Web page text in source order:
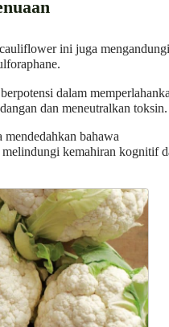
ini juga mengandungi
dalam
dan meneutralkan toksin.
bahawa
kemahiran kognitif